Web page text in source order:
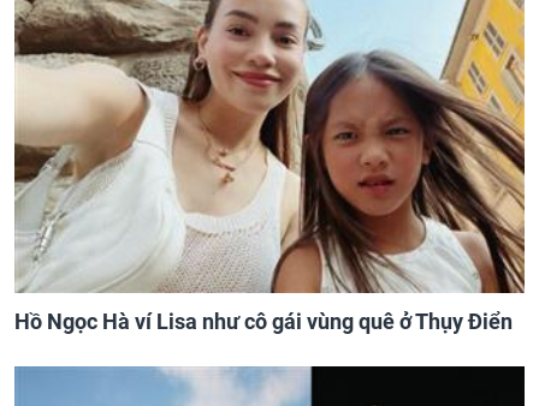
Hồ Ngọc Hà ví Lisa như cô gái vùng quê ở Thụy Điển